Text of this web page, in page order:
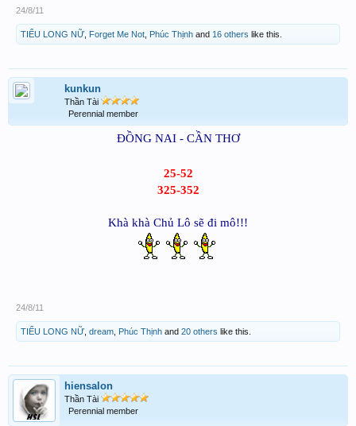
24/8/11
TIỂU LONG NỮ Forget Me Not Phúc Thịnh and 16 others like this.
kunkun
Thần Tài
Perennial member
ĐỒNG NAI - CẦN THƠ
25-52
325-352
Khà khà Chủ Lô sẽ đi mô!!!
24/8/11
TIỂU LONG NỮ dream Phúc Thịnh and 20 others like this.
hiensalon
Thần Tài
Perennial member